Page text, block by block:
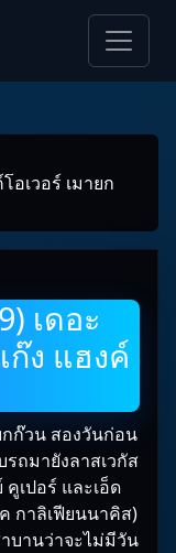
อเวอร์ เมายก
เดอะ
ก๊ง แฮงค์
กก๊วน สองวันก่อน
ถมายังลาสเวกัส
เปอร์ และเอ็ด
กาลิเฟียนนาคิส)
บานว่าจะไม่มีวัน